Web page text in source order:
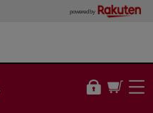
powered by